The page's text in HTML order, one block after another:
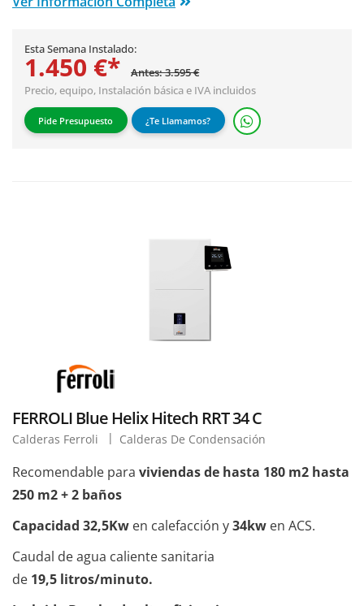
Esta Semana Instalado:
1.450 €*
Antes: 3.595 €
Precio, equipo, Instalación básicae IVA incluidos
Pide Presupuesto ¿Te Llamamos?
FERROLI Blue Helix Hitech RRT 34 C
Calderas Ferroli Calderas De Condensación
Recomendable para viviendas de hasta 180 m2 hasta
250 m2 + 2 baños
Capacidad 32,5Kw en calefacción y34kw en ACS.
Caudal de agua caliente sanitaria
de 19,5 litros/minuto.